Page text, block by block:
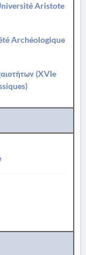
Aristote
Archéologique
(XVIe